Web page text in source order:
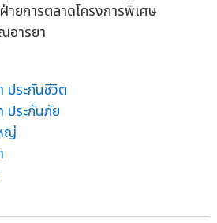
ยการตลาดโครงการพิเศษ
อารยา
ประกันชีวิต
ประกันภัย
ญ่